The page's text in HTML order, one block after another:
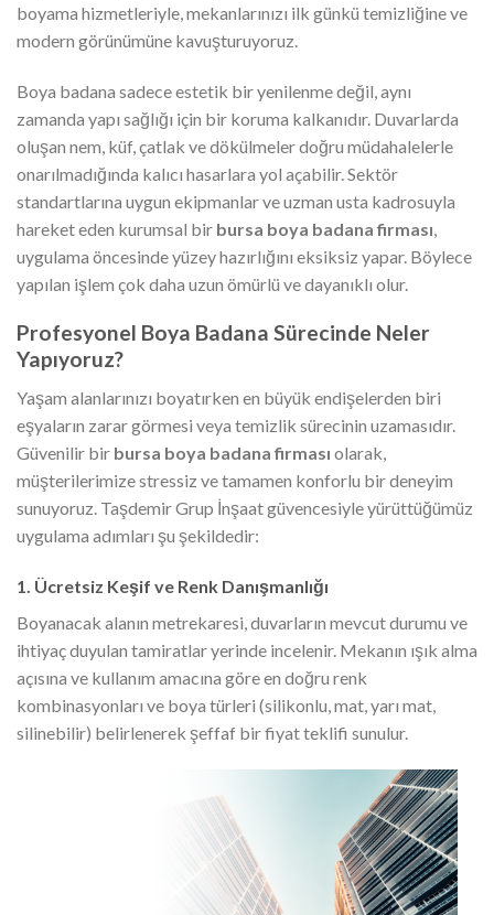
boyama hizmetleriyle, mekanlarınızı ilk günkü temizliğine ve
modern görünümüne kavuşturuyoruz.
Boya badana sadece estetik bir yenilenme değil, aynı
zamanda yapı sağlığı için bir koruma kalkanıdır. Duvarlarda
oluşan nem, küf, çatlak ve dökülmeler doğru müdahalelerle
onarılmadığında kalıcı hasarlara yol açabilir. Sektör
standartlarına uygun ekipmanlar ve uzman usta kadrosuyla
hareket eden kurumsal bir bursa boya badana firması
uygulama öncesinde yüzey hazırlığını eksiksiz yapar. Böylece
yapılan işlem çok daha uzun ömürlü ve dayanıklı olur.
Profesyonel Boya Badana Sürecinde Neler
Yapıyoruz?
Yaşam alanlarınızı boyatırken en büyük endişelerden biri
eşyaların zarar görmesi veya temizlik sürecinin uzamasıdır.
Güvenilir bir bursa boya badana firması olarak,
müşterilerimize stressiz ve tamamen konforlu bir deneyim
sunuyoruz. Taşdemir Grup İnşaat güvencesiyle yürüttüğümüz
uygulama adımları şu şekildedir:
1. Ücretsiz Keşif ve Renk Danışmanlığı
Boyanacak alanın metrekaresi, duvarların mevcut durumu ve
ihtiyaç duyulan tamiratlar yerinde incelenir. Mekanın ışık alma
açısına ve kullanım amacına göre en doğru renk
kombinasyonları ve boya türleri (silikonlu, mat, yarı mat,
silinebilir) belirlenerek şeffaf bir fiyat teklifi sunulur.